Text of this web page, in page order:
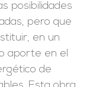
posibilidades
pero que
en un
aporte en el
de